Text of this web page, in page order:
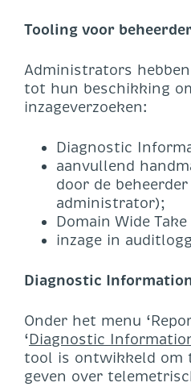
Tooling voor
Administrators
tot hun beschikking
inzageverzoeken:
Diagnostic
aanvullend
door de
administrator);
Domain Wide
inzage in
Diagnostic
Onder het menu
‘Diagnostic
tool is ontwikkeld om
geven over